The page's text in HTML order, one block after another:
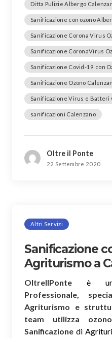
Ditta Pulizie Albergo
Sanificazione con ozono
Sanificazione Corona Virus
Sanificazione CoronaVirus
Sanificazione Covid-19 con
Sanificazione Ozono
Sanificazione Virus e Batteri
sanificazioni Calenzano
Oltre il Ponte
22 Settembre 2020
Altri Servizi
Sanificazione
Agriturismo a
OltreIlPonte è
Professionale,
Agriturismo e
team utilizza
Sanificazione di